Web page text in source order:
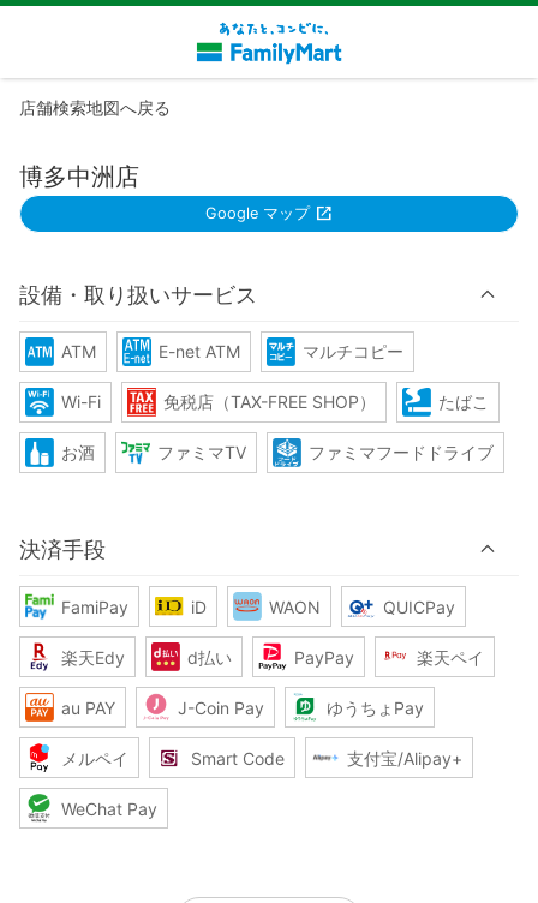
店舗検索地図へ戻る
博多中洲店
Google マップ
設備・取り扱いサービス
ATM E-net ATM マルチコピー
Wi-Fi 免税店（TAX-FREE SHOP） たばこ
お酒 ファミマTV ファミマフードドライブ
決済手段
FamiPay iD WAON QUICPay
楽天Edy d払い PayPay 楽天ペイ
au PAY J-Coin Pay ゆうちょPay
メルペイ Smart Code 支付宝/Alipay+
WeChat Pay